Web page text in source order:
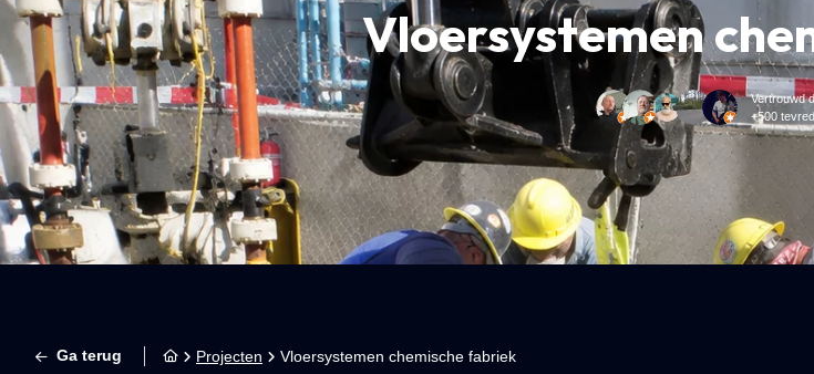
Vloersystemen
Vertrouwd
+500
Ga terug Projecten Vloersystemen chemische fabriek